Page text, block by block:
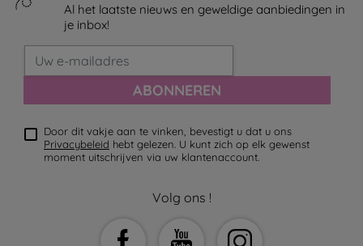
Al het laatste nieuws en geweldige aanbiedingen in
je inbox!
ABONNEREN
Door dit vakje aan te vinken, bevestigt u dat u ons
Privacybeleid hebt gelezen. U kunt zich op elk gewenst
moment uitschrijven via uw klantenaccount.
Volg ons !